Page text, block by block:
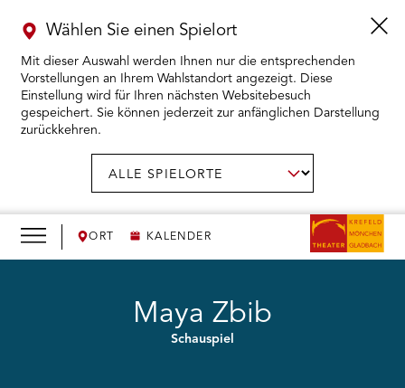
ORT KALENDER
Wählen Sie einen Spielort
Mit dieser Auswahl werden Ihnen nur die entsprechenden
Vorstellungen an Ihrem Wahlstandort angezeigt. Diese
Einstellung wird für Ihren nächsten Websitebesuch
gespeichert. Sie können jederzeit zur anfänglichen Darstellung
zurückkehren.
KARTENKAUF ÖFFNEN
WIR ÖFFNEN
DAS THEATER ÖFFNEN
Maya Zbib
Schauspiel